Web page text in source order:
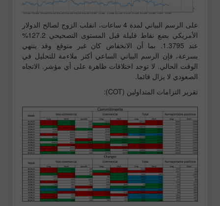
على الرسم البياني لمدة 4 ساعات، انقلب الزوج لصالح الدولار
الأمريكي بضع نقاط قليلة قبل المستوى التصحيحي 127.2%
عند 1.3795. بما أن الانخفاض كان غير متوقع وقد ينتهي
بسرعة، فإن الرسم البياني الساعي أكثر ملاءمة للتحليل في
الوقت الحالي. لا توجد اختلافات ظاهرة على أي مؤشر. الاتجاه
الصعودي لا يزال قائما.
تقرير التزامات المتداولين (COT):